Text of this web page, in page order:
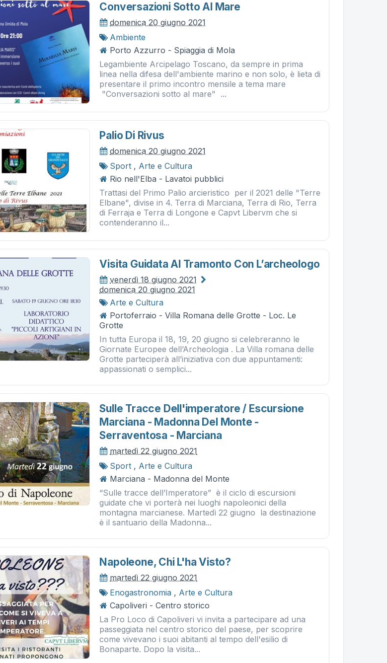
Conversazioni Sotto Al Mare
domenica 20 giugno 2021
Ambiente
Porto Azzurro - Spiaggia di Mola
Legambiente Arcipelago Toscano, da sempre in prima
linea nella difesa dell'ambiente marino e non solo, è lieta di
presentare il primo incontro mensile a tema mare
"Conversazioni sotto al mare" ...
Palio Di Rivus
domenica 20 giugno 2021
Sport , Arte e Cultura
Rio nell'Elba - Lavatoi pubblici
Trattasi del Primo Palio arcieristico per il 2021 delle "Terre
Elbane", divise in 4. Terra di Marciana, Terra di Rio, Terra
di Ferraja e Terra di Longone e Capvt Libervm che si
contenderanno il...
Visita Guidata Al Tramonto Con L’archeologo
venerdì 18 giugno 2021
domenica 20 giugno 2021
Arte e Cultura
Portoferraio - Villa Romana delle Grotte - Loc. Le
Grotte
In tutta Europa il 18, 19, 20 giugno si celebreranno le
Giornate Europee dell’Archeologia . La Villa romana delle
Grotte parteciperà all’iniziativa con due appuntamenti:
appassionati o semplici...
Sulle Tracce Dell'imperatore / Escursione
Marciana - Madonna Del Monte -
Serraventosa - Marciana
martedì 22 giugno 2021
Sport , Arte e Cultura
Marciana - Madonna del Monte
“Sulle tracce dell’Imperatore” è il ciclo di escursioni
guidate che vi porterà nei luoghi napoleonici della
montagna marcianese. Martedì 22 giugno la destinazione
è il santuario della Madonna...
Napoleone, Chi L'ha Visto?
martedì 22 giugno 2021
Enogastronomia , Arte e Cultura
Capoliveri - Centro storico
La Pro Loco di Capoliveri vi invita a partecipare ad una
passeggiata nel centro storico del paese, per scoprire
come vivevano i suoi abitanti al tempo dell'esilio di
Bonaparte. Dopo la visita...